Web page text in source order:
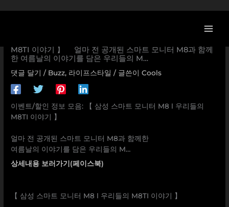
로
M8TI 이야기 】 ⠀ 얼마 전 공개된 스마트 모니터 M8과 함께
한 여름날의 이야기를 담은 우리들의 M…
댓글 달기 / Buzz, 라이프스타일 / 글쓴이Cools
이벤트/할인 정보 모음: 【 삼성 스마트 모니터 M8 Ι 우리들의
M8TI 이야기 】
얼마 전 공개된 스마트 모니터 M8과 함께한
여름날의 이야기를 담은 우리들의 M…
상세내용 보러가기(페이스북)
【 삼성 스마트 모니터 M8 Ι 우리들의 M8TI 이야기 】